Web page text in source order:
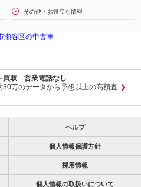
その他・お役立ち情報
瀬谷区の中古車
買取 営業電話なし
30万のデータから予想以上の高額査
ヘルプ
個人情報保護方針
採用情報
個人情報の取扱いについて